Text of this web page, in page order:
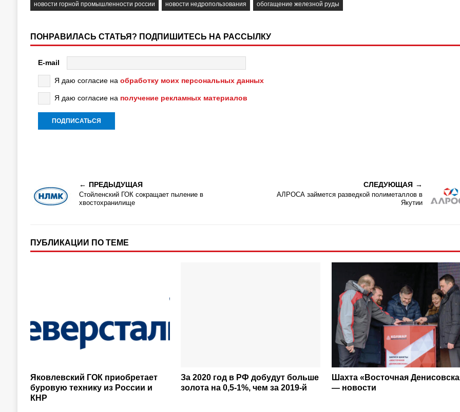
новости горной промышленности россии новости недропользования обогащение железной руды
ПОНРАВИЛАСЬ СТАТЬЯ? ПОДПИШИТЕСЬ НА РАССЫЛКУ
E-mail
Я даю согласие на обработку моих персональных данных
Я даю согласие на получение рекламных материалов
ПРЕДЫДУЩАЯ
Стойленский ГОК сокращает пыление в
хвостохранилище
СЛЕДУЮЩАЯ
АЛРОСА займется разведкой полиметаллов в
Якутии
ПУБЛИКАЦИИ ПО ТЕМЕ
Яковлевский ГОК приобретает
буровую технику из России и
КНР
За 2020 год в РФ добудут больше
золота на 0,5-1%, чем за 2019-й
Шахта «Восточная
— новости